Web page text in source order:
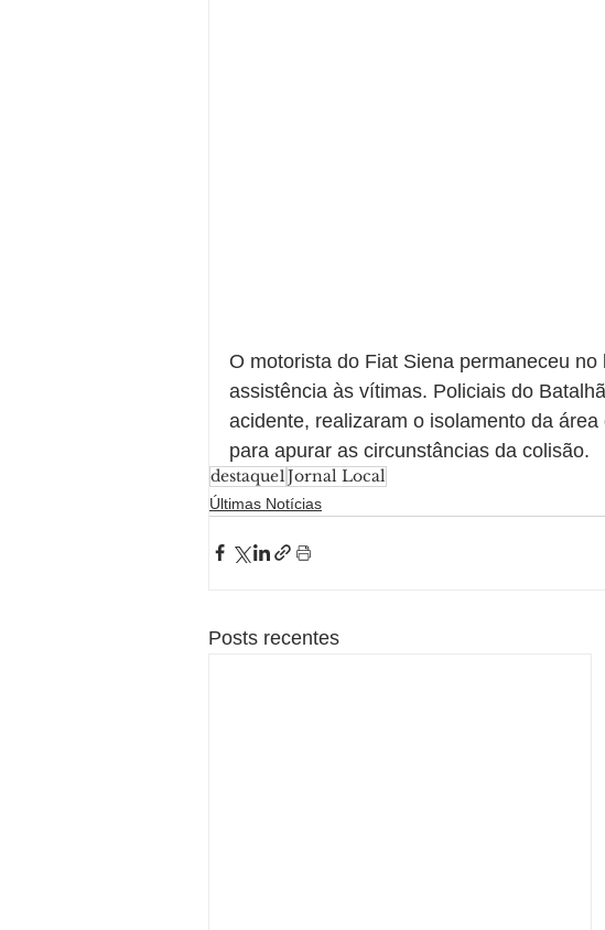
O motorista do Fiat Siena permaneceu
assistência às vítimas. Policiais do
acidente, realizaram o isolamento da
para apurar as circunstâncias da colisão.
destaque1Jornal Local
Últimas Notícias
Posts recentes